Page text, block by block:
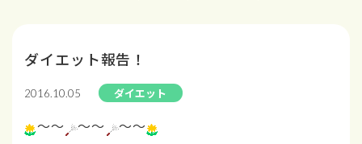
ダイエット報告！
2016.10.05 ダイエット
～～ ～～ ～～